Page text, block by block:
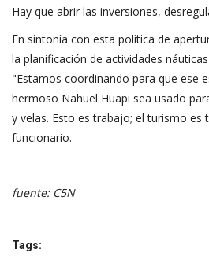
Hay que abrir las inversiones,
En sintonía con esta política de
la planificación de actividades
"Estamos coordinando para que ese
hermoso Nahuel Huapi sea usado
y velas. Esto es trabajo; el turismo es
funcionario.
fuente: C5N
Tags: